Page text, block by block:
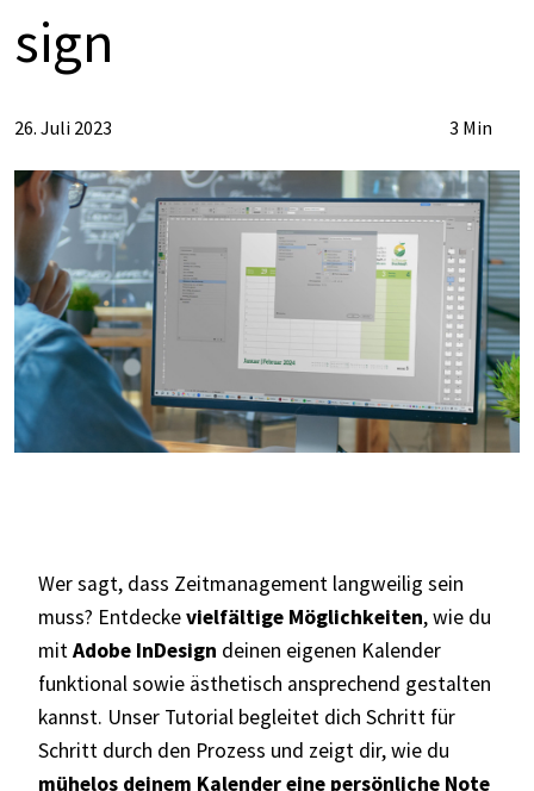
sign
26. Juli 2023 3 Min
Wer sagt, dass Zeitmanagement langweilig sein
muss? Entdeckevielfältige Möglichkeiten, wie du
mitAdobe InDesign deinen eigenen Kalender
funktional sowie ästhetisch ansprechend gestalten
kannst. Unser Tutorial begleitet dich Schritt für
Schritt durch den Prozess und zeigt dir, wie du
mühelos deinem Kalender eine persönliche Note